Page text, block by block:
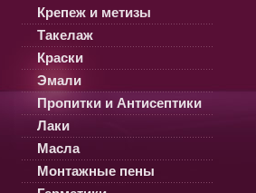
Крепеж и метизы
Такелаж
Краски
Эмали
Пропитки и Антисептики
Лаки
Масла
Монтажные пены